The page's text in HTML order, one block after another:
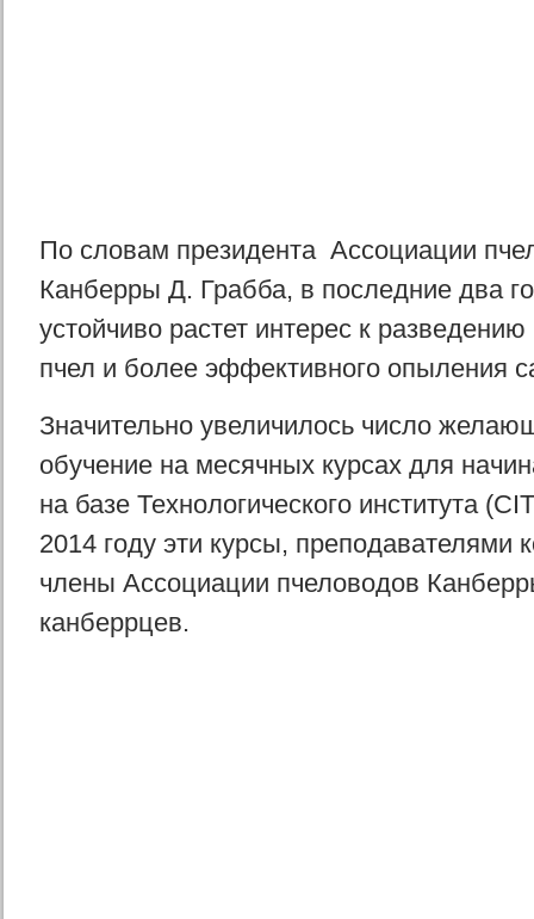
По словам президента Ассоциации
Канберры Д. Грабба, в последние два
устойчиво растет интерес к
пчел и более эффективного опыления
Значительно увеличилось число
обучение на месячных курсах для
на базе Технологического института
2014 году эти курсы, преподавателями
члены Ассоциации пчеловодов
канберрцев.